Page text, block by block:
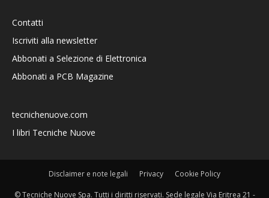
Contatti
Iscriviti alla newsletter
Abbonati a Selezione di Elettronica
Abbonati a PCB Magazine
tecnichenuove.com
I libri Tecniche Nuove
Disclaimer e note legali Privacy Cookie Policy
© Tecniche Nuove Spa. Tutti i diritti riservati. Sede legale Via Eritrea 21 -